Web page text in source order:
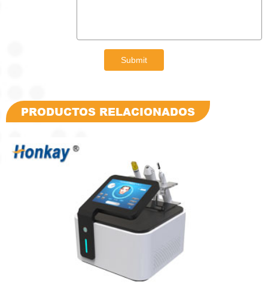
Submit
PRODUCTOS RELACIONADOS